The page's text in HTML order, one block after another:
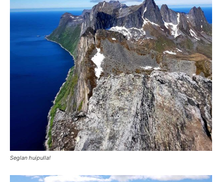
Seglan huipulla!